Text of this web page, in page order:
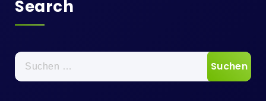
Search
Suchen
nach: